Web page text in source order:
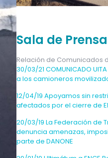
Sala de Prensa
Relación de Comunicados
30/03/21 COMUNICADO
a los camioneros
12/04/19 Apoyamos sin
afectados por el cierre de
20/03/19 La Federación de
denuncia amenazas,
parte de DANONE